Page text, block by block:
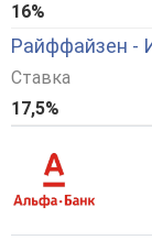
16%
Райффайзен -
Ставка
17,5%